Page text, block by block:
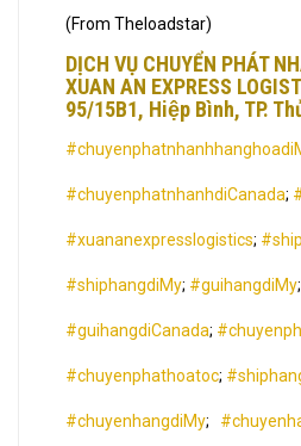
(From Theloadstar)
DỊCH VỤ CHUYỂN PHÁT
XUAN AN EXPRESS
95/15B1, Hiệp Bình, TP.
#chuyenphatnhanhdiCanada;
#xuananexpresslogistics;
#shiphangdiMy; #guihangdiMy;
#guihangdiCanada;
#chuyenphathoatoc;
#chuyenhangdiMy;